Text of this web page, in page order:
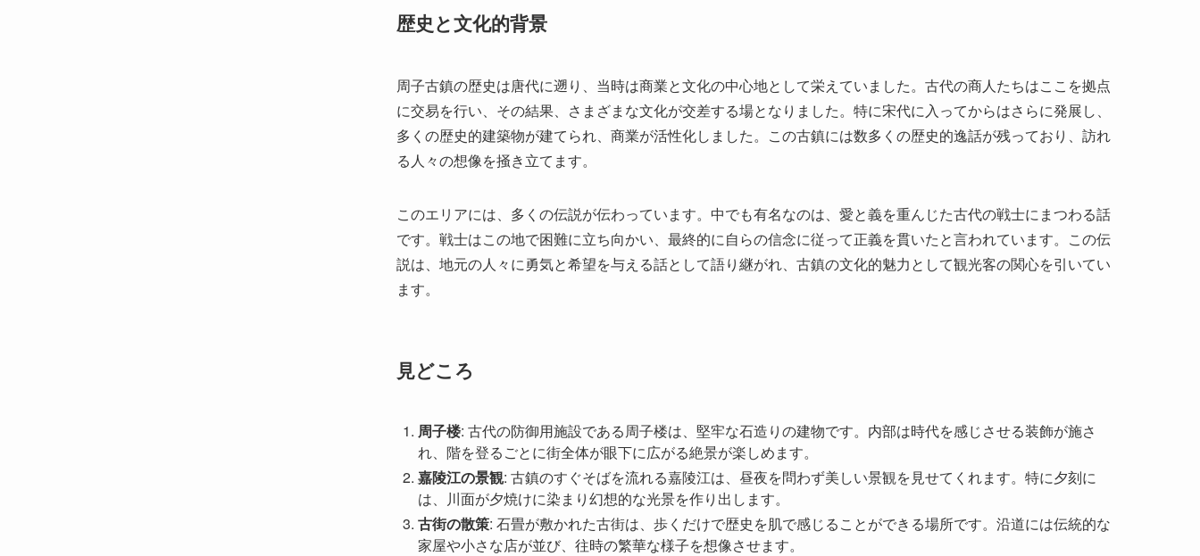
歴史と文化的背景
周子古鎮の歴史は唐代に遡り、当時は商業と文化の中心地として栄えていました。古代の商人たちはここを拠点
に交易を行い、その結果、さまざまな文化が交差する場となりました。特に宋代に入ってからはさらに発展し、
多くの歴史的建築物が建てられ、商業が活性化しました。この古鎮には数多くの歴史的逸話が残っており、訪れ
る人々の想像を掻き立てます。
このエリアには、多くの伝説が伝わっています。中でも有名なのは、愛と義を重んじた古代の戦士にまつわる話
です。戦士はこの地で困難に立ち向かい、最終的に自らの信念に従って正義を貫いたと言われています。この伝
説は、地元の人々に勇気と希望を与える話として語り継がれ、古鎮の文化的魅力として観光客の関心を引いてい
ます。
見どころ
周子楼: 古代の防御用施設である周子楼は、堅牢な石造りの建物です。内部は時代を感じさせる装飾が施さ
れ、階を登るごとに街全体が眼下に広がる絶景が楽しめます。
嘉陵江の景観: 古鎮のすぐそばを流れる嘉陵江は、昼夜を問わず美しい景観を見せてくれます。特に夕刻に
は、川面が夕焼けに染まり幻想的な光景を作り出します。
古街の散策: 石畳が敷かれた古街は、歩くだけで歴史を肌で感じることができる場所です。沿道には伝統的な
家屋や小さな店が並び、往時の繁華な様子を想像させます。